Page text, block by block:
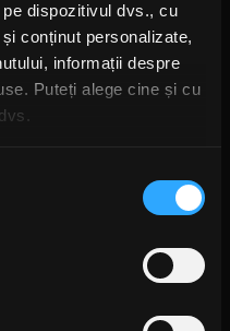
dispozitivul dvs., cu
conținut personalizate,
informații despre
Puteți alege cine și cu
privire la locația dvs.
scanândul-l în mod
(amprentare)
The Creatures
videoclipul melodiei „I
All”
AUGUST 2019
ia repetițiile formației sale